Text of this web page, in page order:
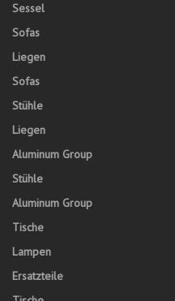
Sessel
Sofas
Liegen
Sofas
Stühle
Liegen
Aluminum Group
Stühle
Aluminum Group
Tische
Lampen
Ersatzteile